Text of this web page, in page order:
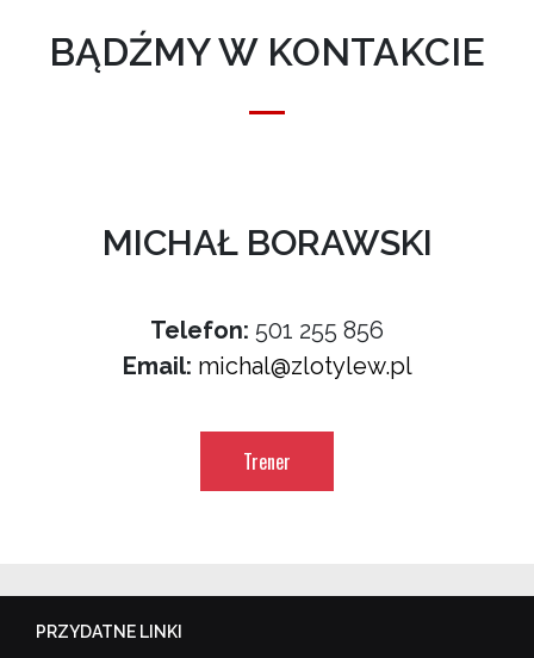
BĄDŹMY W KONTAKCIE
MICHAŁ BORAWSKI
Telefon: 501 255 856
Email: michal@zlotylew.pl
Trener
PRZYDATNE LINKI